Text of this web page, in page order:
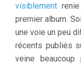
visiblement
premier album.
une voie un peu
récents publiés
veine